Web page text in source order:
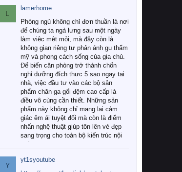
L
lamerhome
Phòng ngủ không chỉ đơn thuần là nơi
để chúng ta ngả lưng sau một ngày
làm việc mệt mỏi, mà đây còn là
không gian riêng tư phản ánh gu thẩm
mỹ và phong cách sống của gia chủ.
Để biến căn phòng trở thành chốn
nghỉ dưỡng đích thực 5 sao ngay tại
nhà, việc đầu tư vào các bộ sản
phẩm chăn ga gối đệm cao cấp là
điều vô cùng cần thiết. Những sản
phẩm này không chỉ mang lại cảm
giác êm ái tuyệt đối mà còn là điểm
nhấn nghệ thuật giúp tôn lên vẻ đẹp
sang trọng cho toàn bộ kiến trúc nội
Tuy nhiên, giữa thị trường đa dạng
với vô vàn thương hiệu và mẫu mã
Y
yt1syoutube